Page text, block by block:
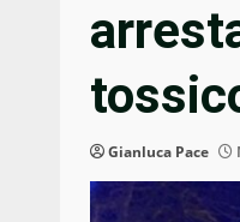
Gianluca Pace